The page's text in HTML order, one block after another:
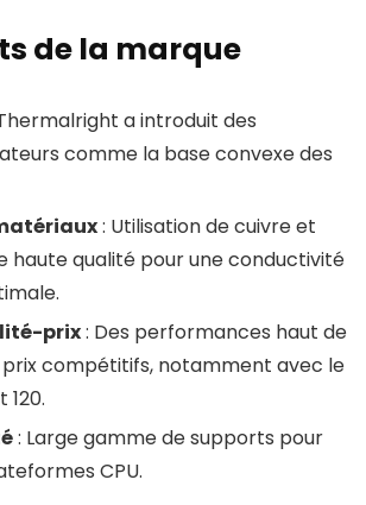
de la marque
a introduit des
comme la base convexe des
: Utilisation de cuivre et
haute qualité pour une conductivité
prix: Des performances haut de
compétitifs, notamment avec le
120.
: Large gamme de supports pour
CPU.